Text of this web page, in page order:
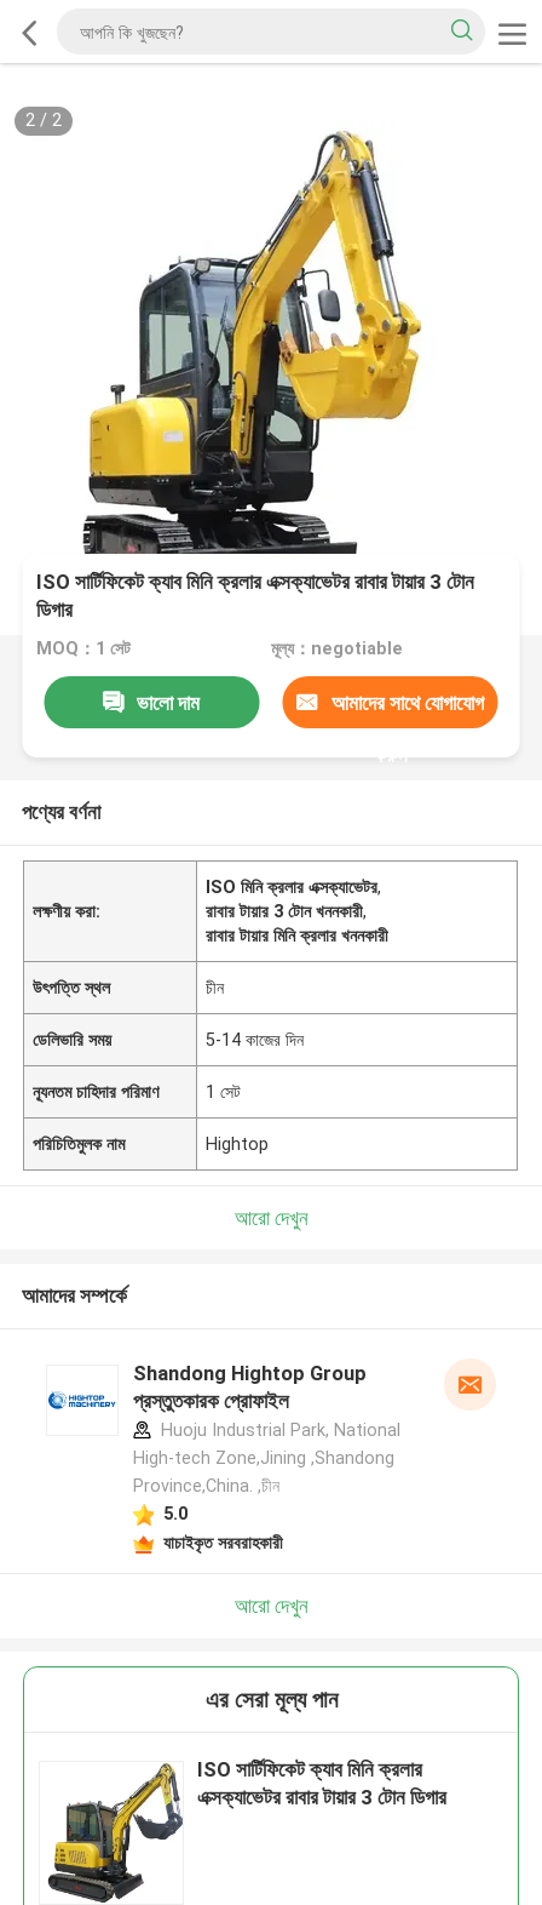
2/ 2
ISO সার্টিফিকেট ক্যাব মিনি ক্রলার এক্সক্যাভেটর রাবার টায়ার 3 টোন
ডিগার
MOQ：1 সেট মূল্য：negotiable
ভালো দাম আমাদের সাথে যোগাযোগ
করুন
পণ্যের বর্ণনা
লক্ষণীয় করা:
ISO মিনি ক্রলার এক্সক্যাভেটর,
রাবার টায়ার 3 টোন খননকারী,
রাবার টায়ার মিনি ক্রলার খননকারী
উৎপত্তি স্থল চীন
ডেলিভারি সময় 5-14 কাজের দিন
ন্যূনতম চাহিদার পরিমাণ 1 সেট
পরিচিতিমুলক নাম Hightop
আরো দেখুন
আমাদের সম্পর্কে
Shandong Hightop Group
প্রস্তুতকারক প্রোফাইল
Huoju Industrial Park, National
High-tech Zone,Jining ,Shandong
Province,China. ,চীন
5.0
যাচাইকৃত সরবরাহকারী
আরো দেখুন
এর সেরা মূল্য পান
ISO সার্টিফিকেট ক্যাব মিনি ক্রলার
এক্সক্যাভেটর রাবার টায়ার 3 টোন ডিগার